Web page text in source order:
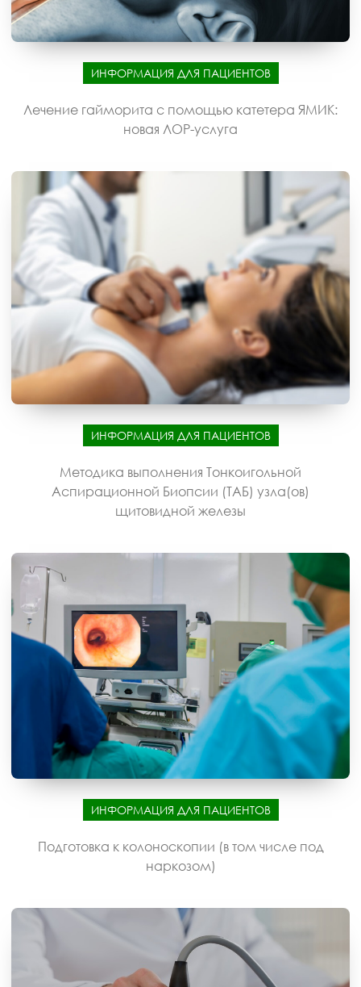
ИНФОРМАЦИЯ ДЛЯ ПАЦИЕНТОВ
Лечение гайморита с помощью катетера ЯМИК:
новая ЛОР-услуга
ИНФОРМАЦИЯ ДЛЯ ПАЦИЕНТОВ
Методика выполнения Тонкоигольной
Аспирационной Биопсии (ТАБ) узла(ов)
щитовидной железы
ИНФОРМАЦИЯ ДЛЯ ПАЦИЕНТОВ
Подготовка к колоноскопии (в том числе под
наркозом)